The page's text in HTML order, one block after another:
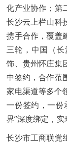
化产业协作；第
长沙云上栏山科
携手合作，覆盖
三轮，中国（
饰、贵州怀庄集
中签约，合作范
家电渠道等多个
一份签约，一份
界”深度绑定，实
长沙市工商联党